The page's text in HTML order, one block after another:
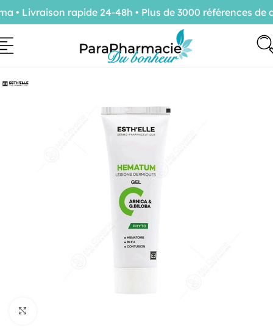
Livraison rapide 24-48h • Plus de 3000 références de